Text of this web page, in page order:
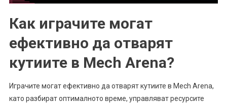
Как играчите могат
ефективно да отварят
кутиите в Mech Arena?
Играчите могат ефективно да отварят кутиите в Mech Arena,
като разбират оптималното време, управляват ресурсите